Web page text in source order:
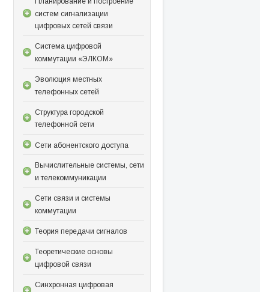
систем сигнализации
цифровых сетей связи
Система цифровой
коммутации «ЭЛКОМ»
Эволюция местных
телефонных сетей
Структура городской
телефонной сети
Сети абонентского доступа
Вычислительные системы, сети
и телекоммуникации
Сети связи и системы
коммутации
Теория передачи сигналов
Теоретические основы
цифровой связи
Синхронная цифровая